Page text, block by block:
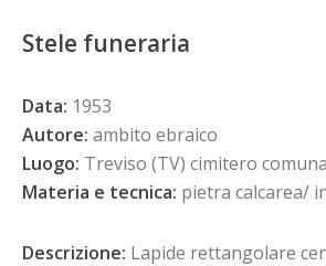
Stele funeraria
Data: 1953
Autore: ambito ebraico
Luogo: Treviso (TV) cimitero
Materia e tecnica: pietra calcarea/
Descrizione: Lapide rettangolare